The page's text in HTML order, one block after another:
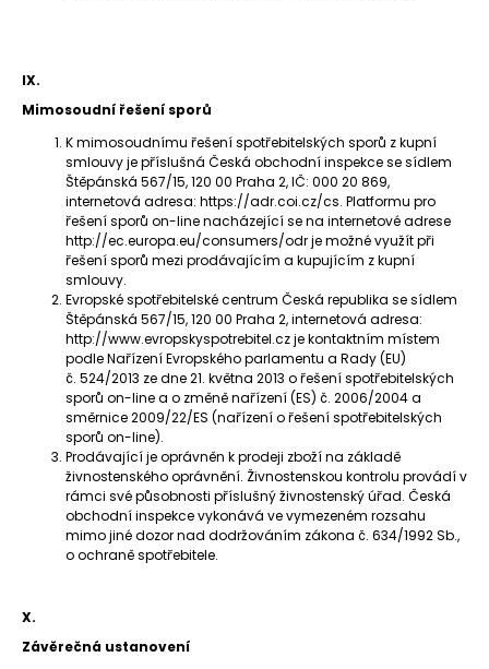
IX.
Mimosoudní řešení sporů
K mimosoudnímu řešení spotřebitelských sporů z kupní
smlouvy je příslušná Česká obchodní inspekce se sídlem
Štěpánská 567/15, 120 00 Praha 2, IČ: 000 20 869,
internetová adresa: https://adr.coi.cz/cs. Platformu pro
řešení sporů on-line nacházející se na internetové adrese
http://ec.europa.eu/consumers/odr je možné využít při
řešení sporů mezi prodávajícím a kupujícím z kupní
smlouvy.
Evropské spotřebitelské centrum Česká republika se sídlem
Štěpánská 567/15, 120 00 Praha 2, internetová adresa:
http://www.evropskyspotrebitel.cz je kontaktním místem
podle Nařízení Evropského parlamentu a Rady (EU)
č. 524/2013 ze dne 21. května 2013 o řešení spotřebitelských
sporů on-line a o změně nařízení (ES) č. 2006/2004 a
směrnice 2009/22/ES (nařízení o řešení spotřebitelských
sporů on-line).
Prodávající je oprávněn k prodeji zboží na základě
živnostenského oprávnění. Živnostenskou kontrolu provádí v
rámci své působnosti příslušný živnostenský úřad. Česká
obchodní inspekce vykonává ve vymezeném rozsahu
mimo jiné dozor nad dodržováním zákona č. 634/1992 Sb.,
o ochraně spotřebitele.
X.
Závěrečná ustanovení